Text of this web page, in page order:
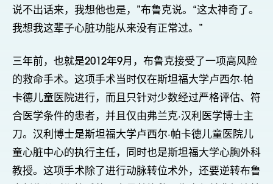
说不出话来，我想他也是，”布鲁克说。“这太神奇了。
我想我这辈子心脏功能从来没有正常过。”
三年前，也就是2012年9月，布鲁克接受了一项高风险
的救命手术。这项手术当时仅在斯坦福大学卢西尔·帕
卡德儿童医院进行，而且只针对少数经过严格评估、符
合医学条件的患者，并且仅由弗兰克·汉利医学博士主
刀。汉利博士是斯坦福大学卢西尔·帕卡德儿童医院儿
童心脏中心的执行主任，同时也是斯坦福大学心胸外科
教授。这项手术除了进行动脉转位术外，还要逆转布鲁